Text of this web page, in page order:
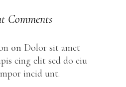
Comments
on Dolor sit amet
cing elit sed do eiu
incid unt.